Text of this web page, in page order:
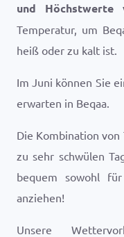
und Höchstwerte
Temperatur, um
heiß oder zu kalt ist.
Im Juni können Sie
erwarten in Beqaa.
Die Kombination
zu sehr schwülen
bequem sowohl
anziehen!
Unsere